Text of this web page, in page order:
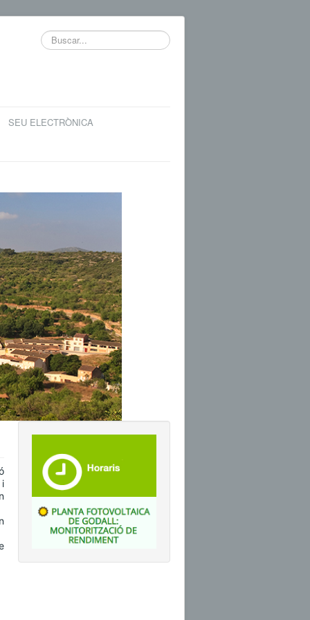
Buscar...
SEU ELECTRÒNICA
i